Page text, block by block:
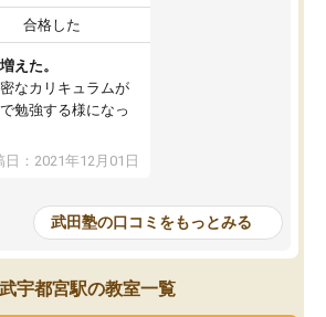
合格した
えた。
なカリキュラムが
勉強する様になっ
日：2021年12月01日
武田塾の口コミをもっとみる
宇都宮駅の教室一覧